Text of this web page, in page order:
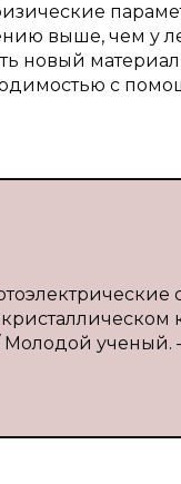
выше, чем у
новый
с